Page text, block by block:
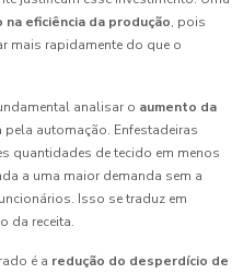
na eficiência da produção, pois
mais rapidamente do que o
analisar o aumento da
automação. Enfestadeiras
quantidades de tecido em menos
a uma maior demanda sem a
Isso se traduz em
da receita.
é a redução do desperdício de